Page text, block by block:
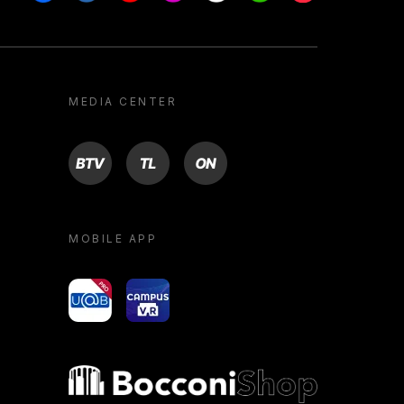
MEDIA CENTER
BTV TL ON
MOBILE APP
yoU@B Campus VR
Bocconi shop